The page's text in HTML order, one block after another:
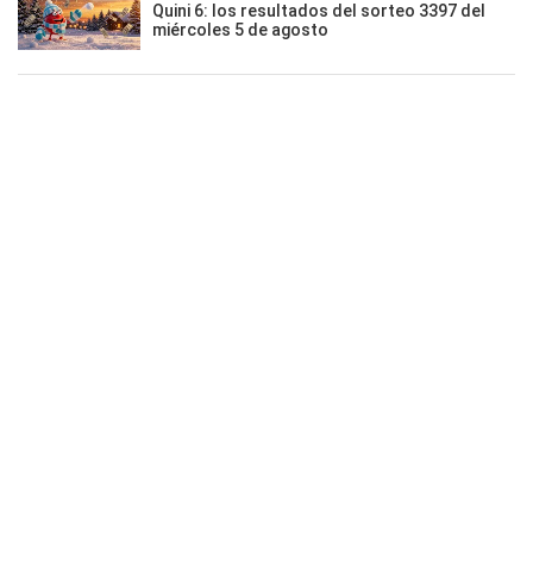
Quini 6: los resultados del sorteo 3397 del
miércoles 5 de agosto